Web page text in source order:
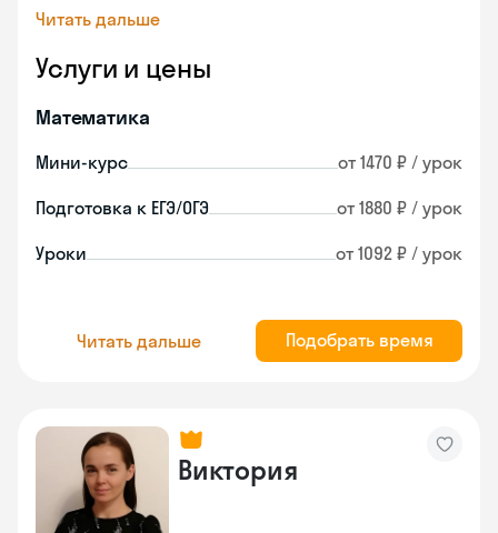
Читать дальше
Услуги и цены
Математика
Мини-курс от 1470 ₽ / урок
Подготовка к ЕГЭ/ОГЭ от 1880 ₽ / урок
Уроки от 1092 ₽ / урок
Читать дальше Подобрать время
Виктория